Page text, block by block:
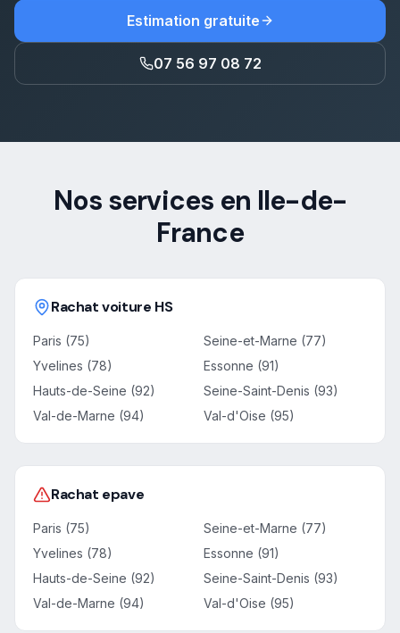
Estimation gratuite
07 56 97 08 72
Nos services en Ile-de-
France
Rachat voiture HS
Paris (75)
Seine-et-Marne (77)
Yvelines (78)
Essonne (91)
Hauts-de-Seine (92)
Seine-Saint-Denis (93)
Val-de-Marne (94)
Val-d'Oise (95)
Rachat epave
Paris (75)
Seine-et-Marne (77)
Yvelines (78)
Essonne (91)
Hauts-de-Seine (92)
Seine-Saint-Denis (93)
Val-de-Marne (94)
Val-d'Oise (95)